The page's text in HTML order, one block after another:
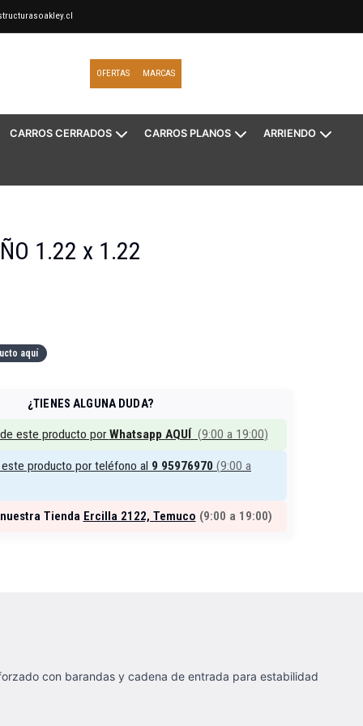
OFERTAS MARCAS
CARROS CERRADOS CARROS PLANOS ARRIENDO
1.22 x 1.22
aquí
¿TIENES ALGUNA DUDA?
este producto porWhatsapp AQUÍ (9:00 a 19:00)
producto por teléfono al 9 95976970 (9:00 a
Tienda Ercilla 2122, Temuco (9:00 a 19:00)
con barandas y cadena de entrada para estabilidad